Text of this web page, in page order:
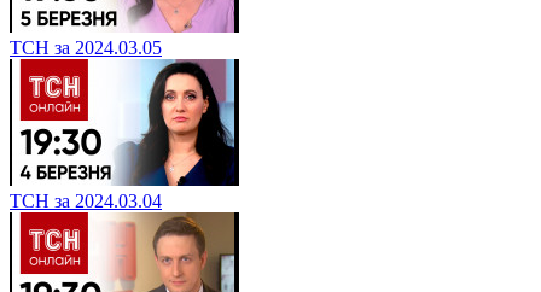
ТСН за 2024.03.05
ТСН за 2024.03.04